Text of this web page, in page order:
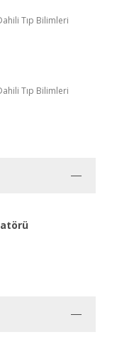
Tıp Bilimleri
Tıp Bilimleri